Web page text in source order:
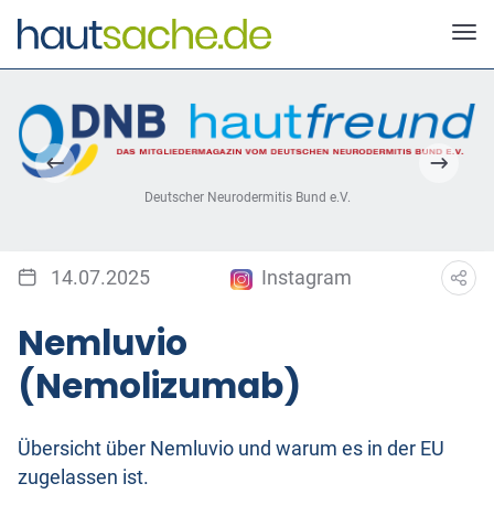
Deutscher Neurodermitis Bund e.V.
14.07.2025 Instagram
Nemluvio
(Nemolizumab)
Übersicht über Nemluvio und warum es in der EU
zugelassen ist.